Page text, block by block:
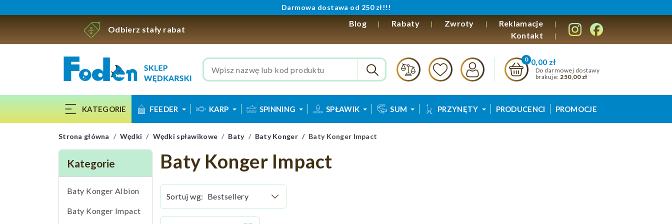
Darmowa dostawa od 250 zł!!!
Odbierz stały rabat
Blog Rabaty Zwroty
Reklamacje
Kontakt
0,00 zł
Do darmowej dostawy
brakuje:250,00 zł
KATEGORIE FEEDER KARP SPINNING SPŁAWIK SUM PRZYNĘTY PRODUCENCI PROMOCJE
Strona główna Wędki Wędki spławikowe Baty Baty Konger Baty Konger Impact
Kategorie
Baty Konger Albion
Baty Konger Impact
Baty Konger Impact
Sortuj wg: